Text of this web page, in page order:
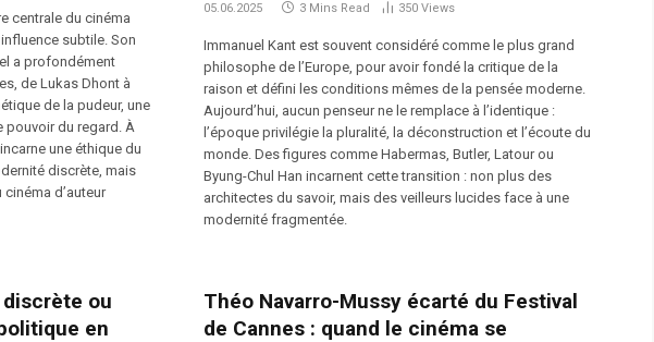
centrale du cinéma
subtile. Son
a profondément
de Lukas Dhont à
de la pudeur, une
pouvoir du regard. À
une éthique du
discrète, mais
d’auteur
05.06.2025 3 Mins Read 350 Views
Immanuel Kant est souvent considéré comme le plus grand
philosophe de l’Europe, pour avoir fondé la critique de la
raison et défini les conditions mêmes de la pensée moderne.
Aujourd’hui, aucun penseur ne le remplace à l’identique :
l’époque privilégie la pluralité, la déconstruction et l’écoute du
monde. Des figures comme Habermas, Butler, Latour ou
Byung-Chul Han incarnent cette transition : non plus des
architectes du savoir, mais des veilleurs lucides face à une
modernité fragmentée.
discrète ou
en
Théo Navarro-Mussy écarté du Festival
de Cannes : quand le cinéma se